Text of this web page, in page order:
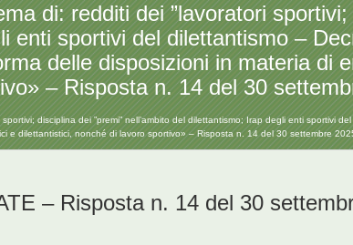
di: redditi dei ”lavoratori sportivi;
enti sportivi del dilettantismo –
delle disposizioni in materia di
– Risposta n. 14 del 30
disciplina dei ”premi” nell’ambito del dilettantismo; Irap degli enti sportivi
e dilettantistici, nonché di lavoro sportivo» – Risposta n. 14 del 30 settembre
– Risposta n. 14 del 30